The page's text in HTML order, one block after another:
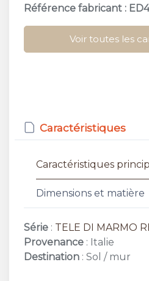
Référence fabricant :
Voir toutes les
Caractéristiques
Caractéristiques
Dimensions et matière
Série : TELE DI MARMO
Provenance : Italie
Destination : Sol / mur